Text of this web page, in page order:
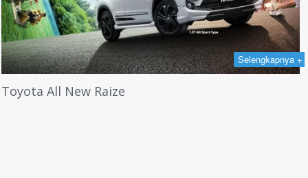
Selengkapnya +
Toyota All New Raize